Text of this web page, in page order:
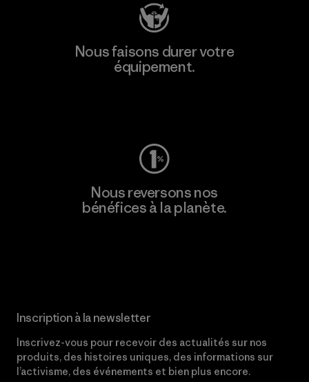
Nous faisons durer votre
équipement.
Nous reversons nos
bénéfices à la planète.
Inscription à la newsletter
Inscrivez-vous pour recevoir des actualités sur nos
produits, des histoires uniques, des informations sur
l’activisme, des événements et bien plus encore.